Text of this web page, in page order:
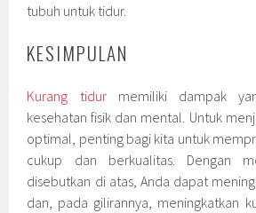
tubuh untuk tidur.
KESIMPULAN
Kurang tidurmemiliki dampak
kesehatan fisik dan mental. Untuk
optimal, penting bagi kita untuk
cukup dan berkualitas. Dengan
disebutkan di atas, Anda dapat
dan, pada gilirannya, meningkatkan